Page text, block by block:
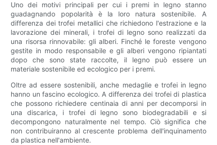
Uno dei motivi principali per cui i premi in legno stanno
guadagnando popolarità è la loro natura sostenibile. A
differenza dei trofei metallici che richiedono l'estrazione e la
lavorazione dei minerali, i trofei di legno sono realizzati da
una risorsa rinnovabile: gli alberi. Finché le foreste vengono
gestite in modo responsabile e gli alberi vengono ripiantati
dopo che sono state raccolte, il legno può essere un
materiale sostenibile ed ecologico per i premi.
Oltre ad essere sostenibili, anche medaglie e trofei in legno
hanno un fascino ecologico. A differenza dei trofei di plastica
che possono richiedere centinaia di anni per decomporsi in
una discarica, i trofei di legno sono biodegradabili e si
decompongono naturalmente nel tempo. Ciò significa che
non contribuiranno al crescente problema dell'inquinamento
da plastica nell'ambiente.